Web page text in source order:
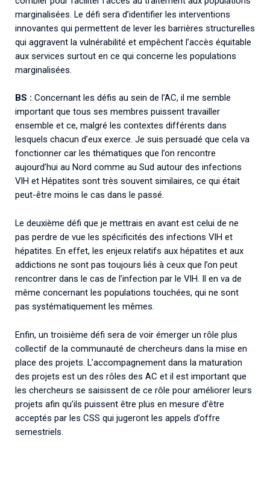
marginalisées. Le défi sera d’identifier les interventions
innovantes qui permettent de lever les barrières structurelles
qui aggravent la vulnérabilité et empêchent l’accès équitable
aux services surtout en ce qui concerne les populations
marginalisées.
BS : Concernant les défis au sein de l’AC, il me semble
important que tous ses membres puissent travailler
ensemble et ce, malgré les contextes différents dans
lesquels chacun d’eux exerce. Je suis persuadé que cela va
fonctionner car les thématiques que l’on rencontre
aujourd’hui au Nord comme au Sud autour des infections
VIH et Hépatites sont très souvent similaires, ce qui était
peut-être moins le cas dans le passé.
Le deuxième défi que je mettrais en avant est celui de ne
pas perdre de vue les spécificités des infections VIH et
hépatites. En effet, les enjeux relatifs aux hépatites et aux
addictions ne sont pas toujours liés à ceux que l’on peut
rencontrer dans le cas de l’infection par le VIH. Il en va de
même concernant les populations touchées, qui ne sont
pas systématiquement les mêmes.
Enfin, un troisième défi sera de voir émerger un rôle plus
collectif de la communauté de chercheurs dans la mise en
place des projets. L’accompagnement dans la maturation
des projets est un des rôles des AC et il est important que
les chercheurs se saisissent de ce rôle pour améliorer leurs
projets afin qu’ils puissent être plus en mesure d’être
acceptés par les CSS qui jugeront les appels d’offre
semestriels.